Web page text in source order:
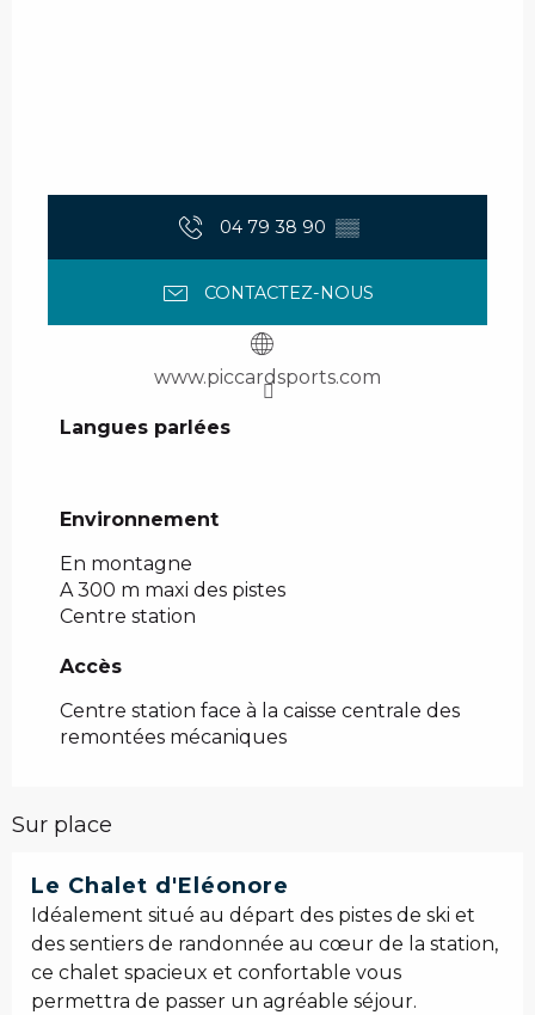
04 79 38 90 ▒▒
CONTACTEZ-NOUS
www.piccardsports.com
Langues parlées
Langues parlées
Environnement
Environnement
En montagne
A 300 m maxi des pistes
Centre station
Accès
Accès
Centre station face à la caisse centrale des
remontées mécaniques
Sur place
Le Chalet d'Eléonore
Idéalement situé au départ des pistes de ski et
des sentiers de randonnée au cœur de la station,
ce chalet spacieux et confortable vous
permettra de passer un agréable séjour.